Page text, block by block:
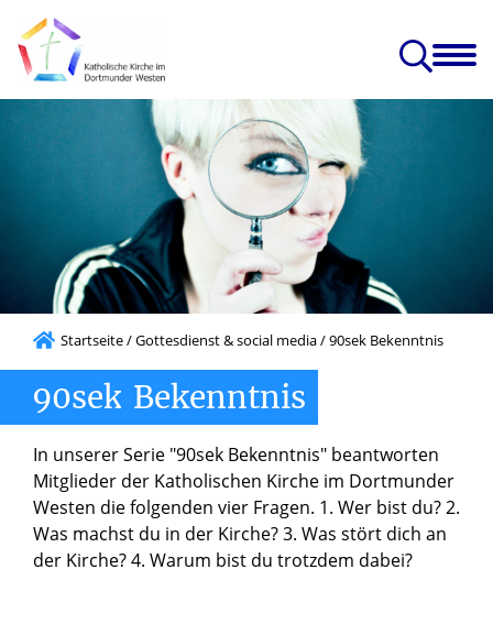
Caritas, Glaube
& Leben
& Angebote & Einrichtungen& Zukunft
Startseite/Gottesdienst & social media/90sek Bekenntnis
90sek Bekenntnis
In unserer Serie "90sek Bekenntnis" beantworten
Mitglieder der Katholischen Kirche im Dortmunder
Westen die folgenden vier Fragen. 1. Wer bist du? 2.
Was machst du in der Kirche? 3. Was stört dich an
der Kirche? 4. Warum bist du trotzdem dabei?